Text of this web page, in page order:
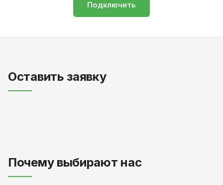
Подключить
Оставить заявку
Почему выбирают нас